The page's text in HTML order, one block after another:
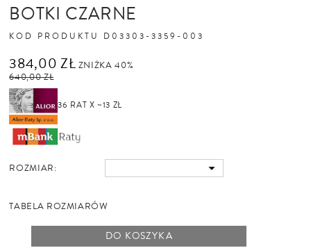
BOTKI CZARNE
KOD PRODUKTU D03303-3359-003
384,00 ZŁ ZNIŻKA 40%
640,00 ZŁ
36 RAT X ~13 ZŁ
ROZMIAR:
TABELA ROZMIARÓW
DO KOSZYKA